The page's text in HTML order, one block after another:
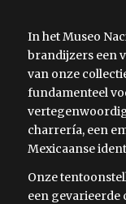
In het Museo
brandijzers een
van onze
fundamenteel
charrería, een
Mexicaanse
Onze
een gevarieerde